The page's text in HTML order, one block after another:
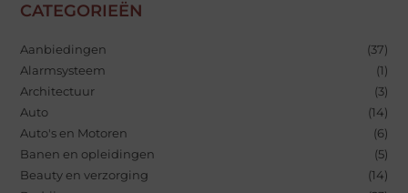
CATEGORIEËN
Aanbiedingen
(37)
Alarmsysteem
(1)
Architectuur
(3)
Auto
(14)
Auto's en Motoren
(6)
Banen en opleidingen
(5)
Beauty en verzorging
(14)